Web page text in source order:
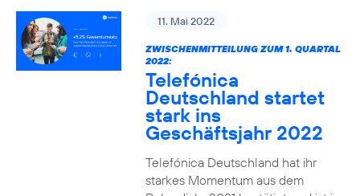
11. Mai 2022
ZWISCHENMITTEILUNG ZUM 1. QUARTAL
2022:
Telefónica
Deutschland startet
stark ins
Geschäftsjahr 2022
Telefónica Deutschland hat ihr
starkes Momentum aus dem